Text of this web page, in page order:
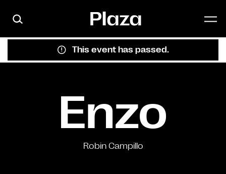
This event has passed.
Enzo
Robin Campillo